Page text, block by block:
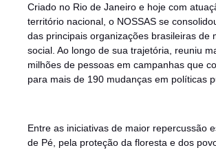
Criado no Rio de Janeiro e hoje com
território nacional, o NOSSAS se
das principais organizações brasileiras de
social. Ao longo de sua trajetória, reuniu
milhões de pessoas em campanhas que
para mais de 190 mudanças em políticas
Entre as iniciativas de maior repercussão
de Pé, pela proteção da floresta e dos